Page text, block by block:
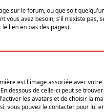
sur le forum, ou que soit
avez besoin; s'il n'existe pas,
lien en bas des pages).
est l'image associée avec
dessous de celle-ci peut se
les avatars et de choisir la
vous pouvez le contacter pour lui